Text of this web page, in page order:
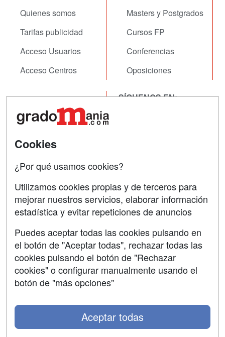
Quienes somos
Tarifas publicidad
Acceso Usuarios
Acceso Centros
Masters y Postgrados
Cursos FP
Conferencias
Oposiciones
Contactar
Confidencialidad
Aviso legal
SÍGUENOS EN:
Grupo formazion:
Copyright 2000-2026 Formazion Web, S.L. - Calle
Cookies
¿Por qué usamos cookies?
Utilizamos cookies propias y de terceros para
mejorar nuestros servicios, elaborar información
estadística y evitar repeticiones de anuncios
Puedes aceptar todas las cookies pulsando en
el botón de "Aceptar todas", rechazar todas las
cookies pulsando el botón de "Rechazar
cookies" o configurar manualmente usando el
botón de "más opciones"
Aceptar todas